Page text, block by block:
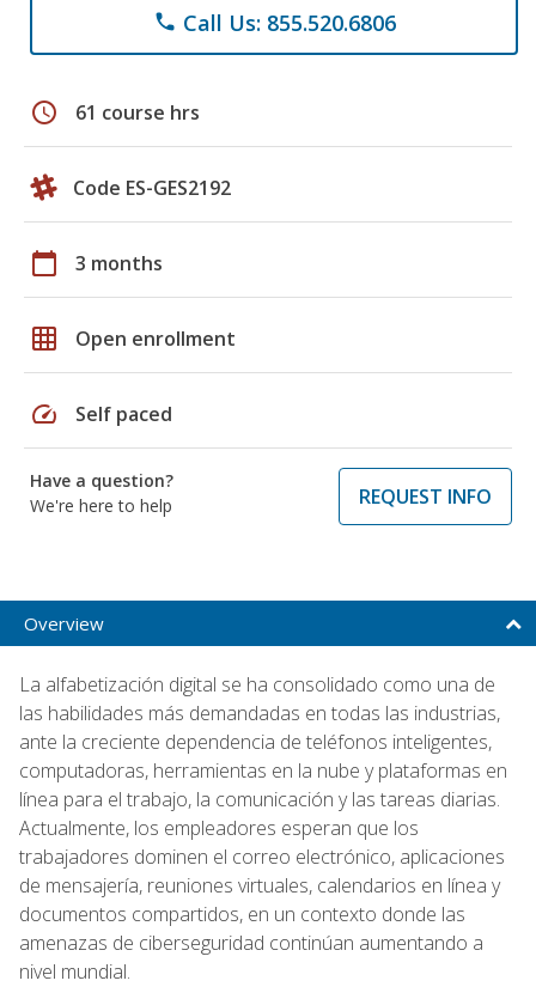
phone Call Us: 855.520.6806
schedule 61 course hrs
Code ES-GES2192
calendar_today 3 months
grid_on Open enrollment
speed Self paced
Have a question?
We're here to help
REQUEST INFO
Overview
La alfabetización digital se ha consolidado como una de
las habilidades más demandadas en todas las industrias,
ante la creciente dependencia de teléfonos inteligentes,
computadoras, herramientas en la nube y plataformas en
línea para el trabajo, la comunicación y las tareas diarias.
Actualmente, los empleadores esperan que los
trabajadores dominen el correo electrónico, aplicaciones
de mensajería, reuniones virtuales, calendarios en línea y
documentos compartidos, en un contexto donde las
amenazas de ciberseguridad continúan aumentando a
nivel mundial.